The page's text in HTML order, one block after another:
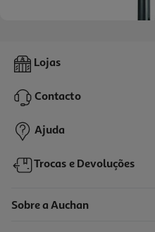
Conjunto Bomba De Vácuo
4,99 €
Lojas
Contacto
Ajuda
Trocas e Devoluções
Sobre a Auchan